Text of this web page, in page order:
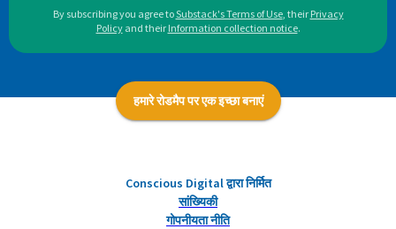
By subscribing you agree toSubstack's Terms of Use, their Privacy
Policy and their Information collection notice.
हमारे रोडमैप पर एक इच्छा बनाएं
Conscious Digital द्वारा निर्मित
सांख्यिकी
गोपनीयता नीति